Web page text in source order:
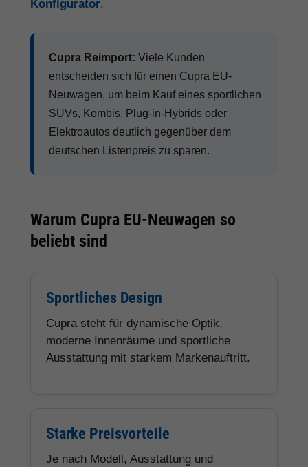
Konfigurator.
Cupra Reimport: Viele Kunden
entscheiden sich für einen Cupra EU-
Neuwagen, um beim Kauf eines sportlichen
SUVs, Kombis, Plug-in-Hybrids oder
Elektroautos deutlich gegenüber dem
deutschen Listenpreis zu sparen.
Warum Cupra EU-Neuwagen so
beliebt sind
Sportliches Design
Cupra steht für dynamische Optik,
moderne Innenräume und sportliche
Ausstattung mit starkem Markenauftritt.
Starke Preisvorteile
Je nach Modell, Ausstattung und